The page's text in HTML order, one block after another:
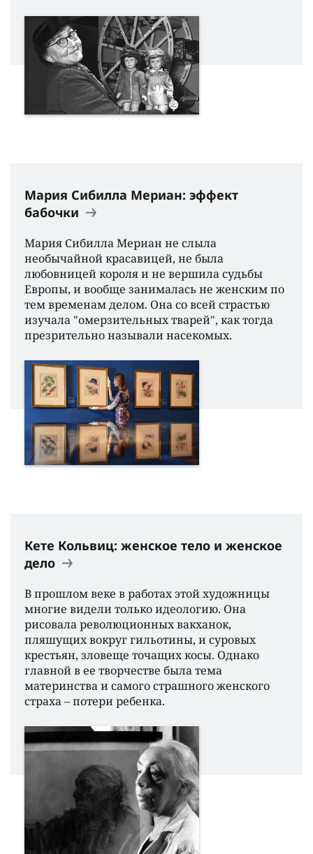
Мария Сибилла Мериан: эффект
бабочки
Мария Сибилла Мериан не слыла
необычайной красавицей, не была
любовницей короля и не вершила судьбы
Европы, и вообще занималась не женским по
тем временам делом. Она со всей страстью
изучала "омерзительных тварей", как тогда
презрительно называли насекомых.
Кете Кольвиц: женское тело и женское
дело
В прошлом веке в работах этой художницы
многие видели только идеологию. Она
рисовала революционных вакханок,
пляшущих вокруг гильотины, и суровых
крестьян, зловеще точащих косы. Однако
главной в ее творчестве была тема
материнства и самого страшного женского
страха – потери ребенка.